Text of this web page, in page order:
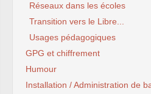
Réseaux dans les écoles
Transition vers le Libre...
Usages pédagogiques
GPG et chiffrement
Humour
Installation / Administration de